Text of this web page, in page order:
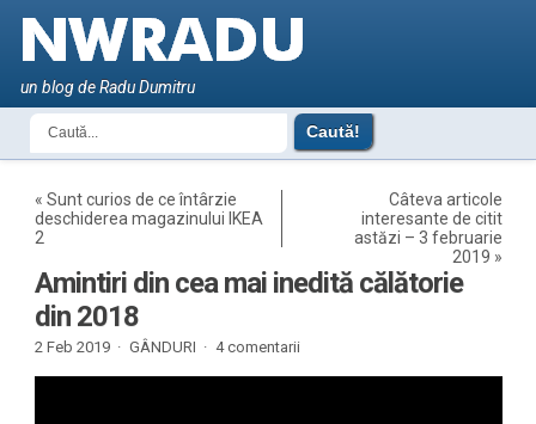
un blog de Radu Dumitru
«Sunt curios de ce întârzie
deschiderea magazinului IKEA
2
Câteva articole
interesante de citit
astăzi – 3 februarie
2019 »
Amintiri din cea mai inedită călătorie
din 2018
2 Feb 2019 · GÂNDURI · 4 comentarii